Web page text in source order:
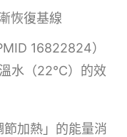
恢復基線
16822824）
水（22°C）的效
加熱」的能量消